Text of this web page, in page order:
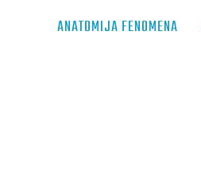
ANATOMIJA FENOMENA